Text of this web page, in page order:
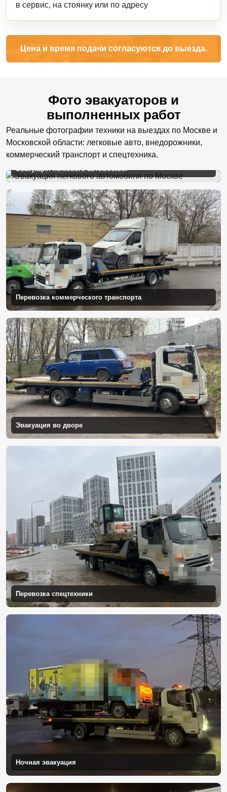
в сервис, на стоянку или по адресу
Цена и время подачи согласуются до выезда.
Фото эвакуаторов и
выполненных работ
Реальные фотографии техники на выездах по Москве и
Московской области: легковые авто, внедорожники,
коммерческий транспорт и спецтехника.
Эвакуация легкового автомобиля
Перевозка коммерческого транспорта
Эвакуация во дворе
Перевозка спецтехники
Ночная эвакуация